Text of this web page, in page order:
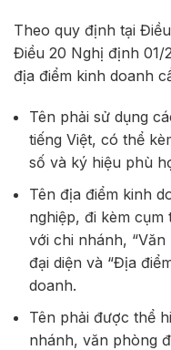
Theo quy định tại
Điều 20 Nghị định 01/
địa điểm kinh doanh
Tên phải sử dụng
tiếng Việt, có thể
số và ký hiệu phù
Tên địa điểm kinh
nghiệp, đi kèm cụm
với chi nhánh,
đại diện và “Địa
doanh.
Tên phải được thể
nhánh, văn phòng